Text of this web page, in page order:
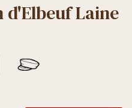
d'Elbeuf Laine